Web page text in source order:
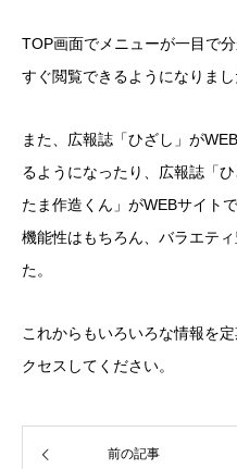
TOP画面でメニューが一目で
すぐ閲覧できるようになりまし
また、広報誌「ひざし」が
るようになったり、広報誌「
たま作造くん」がWEBサイト
機能性はもちろん、バラエテ
た。
これからもいろいろな情報を
クセスしてください。
前の記事